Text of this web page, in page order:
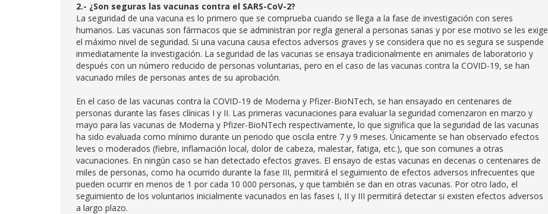
2.- ¿Son seguras las vacunas contra el SARS-CoV-2?
La seguridad de una vacuna es lo primero que se comprueba cuando se llega a la fase de investigación con seres
humanos. Las vacunas son fármacos que se administran por regla general a personas sanas y por ese motivo se les exige
el máximo nivel de seguridad. Si una vacuna causa efectos adversos graves y se considera que no es segura se suspende
inmediatamente la investigación. La seguridad de las vacunas se ensaya tradicionalmente en animales de laboratorio y
después con un número reducido de personas voluntarias, pero en el caso de las vacunas contra la COVID-19, se han
vacunado miles de personas antes de su aprobación.
En el caso de las vacunas contra la COVID-19 de Moderna y Pfizer-BioNTech, se han ensayado en centenares de
personas durante las fases clínicas I y II. Las primeras vacunaciones para evaluar la seguridad comenzaron en marzo y
mayo para las vacunas de Moderna y Pfizer-BioNTech respectivamente, lo que significa que la seguridad de las vacunas
ha sido evaluada como mínimo durante un periodo que oscila entre 7 y 9 meses. Únicamente se han observado efectos
leves o moderados (fiebre, inflamación local, dolor de cabeza, malestar, fatiga, etc.), que son comunes a otras
vacunaciones. En ningún caso se han detectado efectos graves. El ensayo de estas vacunas en decenas o centenares de
miles de personas, como ha ocurrido durante la fase III, permitirá el seguimiento de efectos adversos infrecuentes que
pueden ocurrir en menos de 1 por cada 10 000 personas, y que también se dan en otras vacunas. Por otro lado, el
seguimiento de los voluntarios inicialmente vacunados en las fases I, II y III permitirá detectar si existen efectos adversos
a largo plazo.